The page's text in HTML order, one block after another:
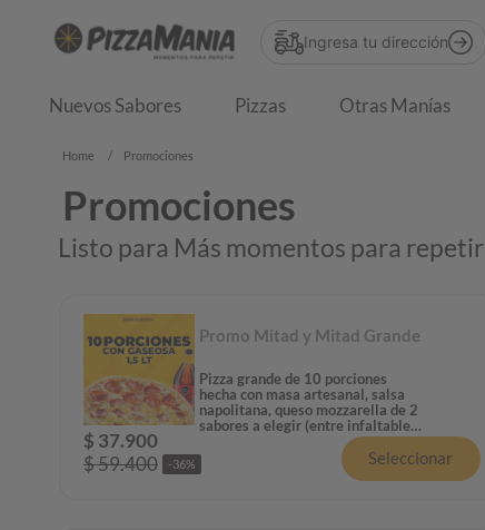
Ingresa tu dirección
Nuevos Sabores Pizzas Otras Manías
Promociones
Promociones
Listo para Más momentos para repetir
$59.400
$ 37.900
-36%
Promo Mitad y Mitad Grande
Pizza grande de 10 porciones
hecha con masa artesanal, salsa
napolitana, queso mozzarella de 2
sabores a elegir (entre infaltables
e increíbles) y una gaseosa 1.5L
Seleccionar